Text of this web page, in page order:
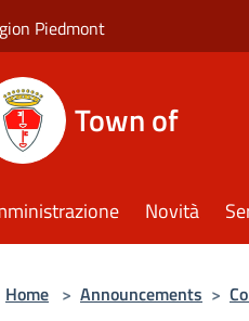
Piedmont
Town of
Novità
Home > Announcements >